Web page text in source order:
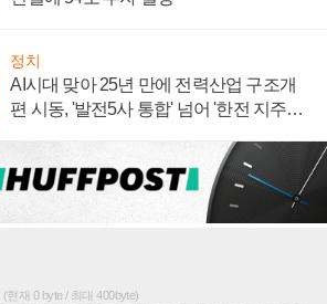
정치
AI시대 맞아 25년 만에 전력산업 구조개
편 시동, '발전5사 통합' 넘어 '한전 지주사'
현재 0 byte / 최대 400byte)